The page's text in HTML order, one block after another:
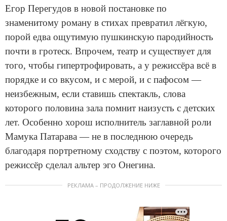
Егор Перегудов в новой постановке по
знаменитому роману в стихах превратил лёгкую,
порой едва ощутимую пушкинскую пародийность
почти в гротеск. Впрочем, театр и существует для
того, чтобы гипертрофировать, а у режиссёра всё в
порядке и со вкусом, и с мерой, и с пафосом —
неизбежным, если ставишь спектакль, слова
которого половина зала помнит наизусть с детских
лет. Особенно хорош исполнитель заглавной роли
Мамука Патарава — не в последнюю очередь
благодаря портретному сходству с поэтом, которого
режиссёр сделал альтер эго Онегина.
РЕКЛАМА – ПРОДОЛЖЕНИЕ НИЖЕ